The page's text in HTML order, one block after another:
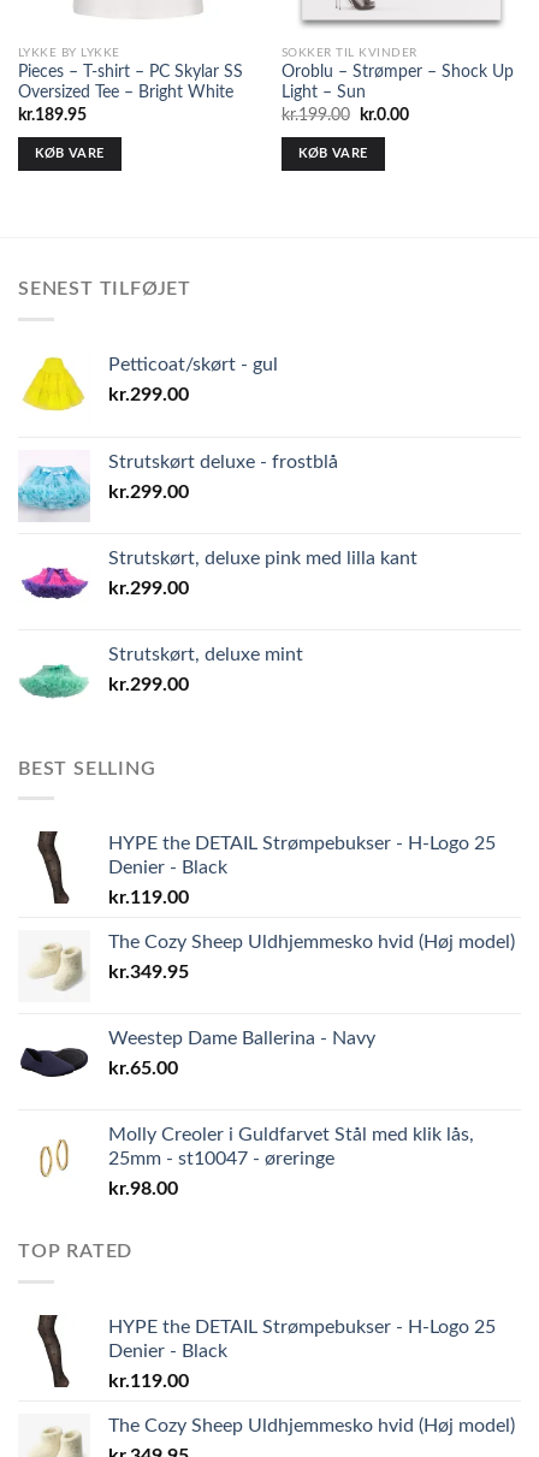
LYKKE BY LYKKE
Pieces – T-shirt – PC Skylar SS
Oversized Tee – Bright White
kr.189.95
KØB VARE
SOKKER TIL KVINDER
Oroblu – Strømper – Shock Up
Light – Sun
kr.199.00
Den
pris
var:
kr.199.00.
kr.0.00Den
KØB VARE
SENEST TILFØJET
Petticoat/skørt - gul
kr.299.00
Strutskørt deluxe - frostblå
kr.299.00
Strutskørt, deluxe pink med lilla kant
kr.299.00
Strutskørt, deluxe mint
kr.299.00
BEST SELLING
HYPE the DETAIL Strømpebukser - H-Logo 25
Denier - Black
kr.119.00
The Cozy Sheep Uldhjemmesko hvid (Høj model)
kr.349.95
Weestep Dame Ballerina - Navy
kr.65.00
Molly Creoler i Guldfarvet Stål med klik lås,
25mm - st10047 - øreringe
kr.98.00
TOP RATED
HYPE the DETAIL Strømpebukser - H-Logo 25
Denier - Black
kr.119.00
The Cozy Sheep Uldhjemmesko hvid (Høj model)